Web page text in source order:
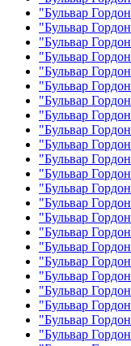
"Бульвар
"Бульвар
"Бульвар
"Бульвар
"Бульвар
"Бульвар
"Бульвар
"Бульвар
"Бульвар
"Бульвар
"Бульвар
"Бульвар
"Бульвар
"Бульвар
"Бульвар
"Бульвар
"Бульвар
"Бульвар
"Бульвар
"Бульвар
"Бульвар
"Бульвар
"Бульвар